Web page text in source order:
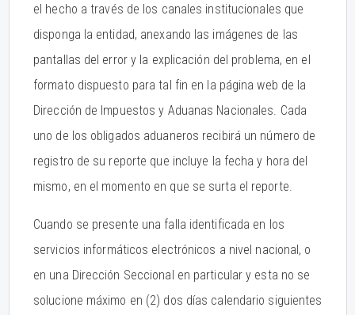
el hecho a través de los canales institucionales que
disponga la entidad, anexando las imágenes de las
pantallas del error y la explicación del problema, en el
formato dispuesto para tal fin en la página web de la
Dirección de Impuestos y Aduanas Nacionales. Cada
uno de los obligados aduaneros recibirá un número de
registro de su reporte que incluye la fecha y hora del
mismo, en el momento en que se surta el reporte.
Cuando se presente una falla identificada en los
servicios informáticos electrónicos a nivel nacional, o
en una Dirección Seccional en particular y esta no se
solucione máximo en (2) dos días calendario siguientes